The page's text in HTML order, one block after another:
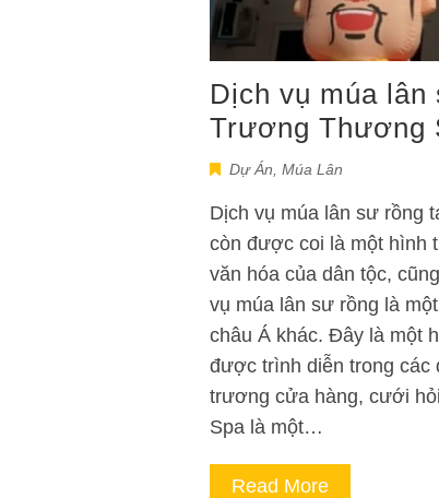
Dịch vụ múa
Trương Thương
Dự Án Múa Lân
Dịch vụ múa lân sư rồng
còn được coi là một hình
văn hóa của dân tộc,
vụ múa lân sư rồng là
châu Á khác. Đây là một
được trình diễn trong các
trương cửa hàng, cưới
Spa là một…
Read More